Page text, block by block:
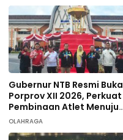
Gubernur NTB Resmi Buka
Porprov XII 2026, Perkuat
Pembinaan Atlet Menuju
PON 2028
OLAHRAGA